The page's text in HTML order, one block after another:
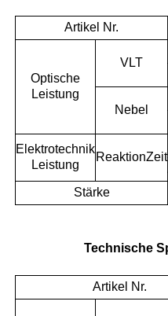
Artikel Nr.
Optische
Leistung
VLT
Nebel
Elektrotechnik
Leistung
ReaktionZeit
Stärke
Technische
Artikel Nr.